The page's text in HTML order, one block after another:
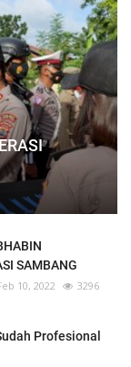
SAMBANG
10, 2022 3296
Profesional